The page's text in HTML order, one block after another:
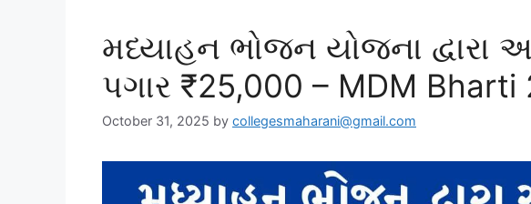
મધ્યાહન ભોજન યોજના દ્વારા
પગાર ₹25,000 – MDM Bharti
October 31, 2025 by collegesmaharani@gmail.com